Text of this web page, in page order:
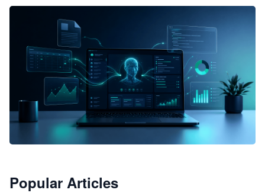
JimoClaw 桌面 AI Agent 工作台
Popular Articles